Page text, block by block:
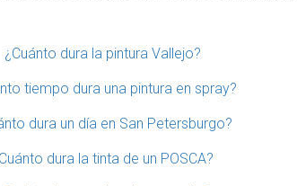
¿Cuánto dura la pintura Vallejo?
tiempo dura una pintura en spray?
dura un día en San Petersburgo?
dura la tinta de un POSCA?